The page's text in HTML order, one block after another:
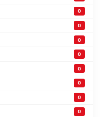
0
0
0
0
0
0
0
0